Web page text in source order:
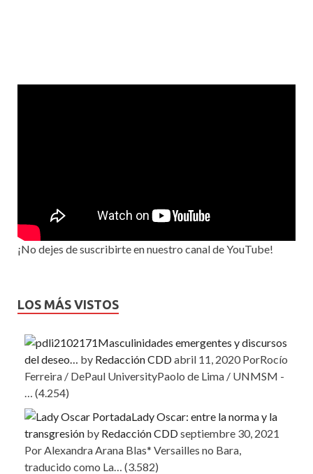
¡No dejes de suscribirte en nuestro canal de YouTube!
LOS MÁS VISTOS
Masculinidades emergentes y discursos
del deseo…
by Redacción CDDabril 11, 2020 PorRocío
Ferreira / DePaul UniversityPaolo de Lima / UNMSM -
(4.254)
Lady Oscar: entre la norma y la
transgresión by Redacción CDDseptiembre 30, 2021
Por Alexandra Arana Blas* Versailles no Bara,
traducido como La…
(3.582)